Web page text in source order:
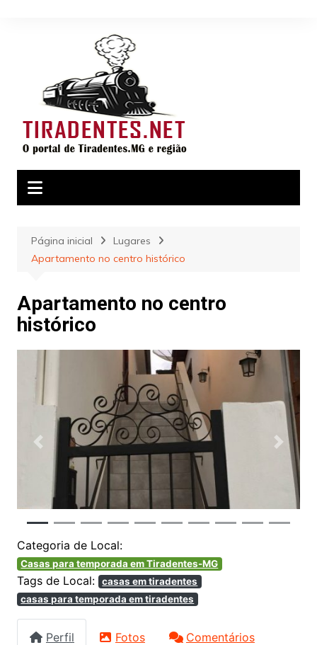
Página inicial
Lugares
Apartamento no centro histórico
Apartamento no centro
histórico
Anterior
Categoria de Local:
Casas para temporada em Tiradentes-MG
Tags de Local:
casas em tiradentes
casas para temporada em tiradentes
Perfil Fotos Comentários